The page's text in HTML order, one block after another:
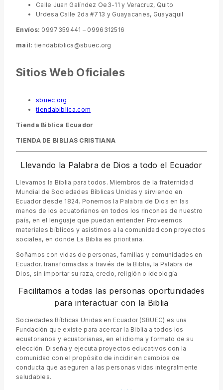
Calle Juan Galíndez Oe3-11 y Veracruz, Quito
Urdesa Calle 2da #713 y Guayacanes, Guayaquil
Envíos: 0997359441 – 0996312516
mail: tiendabiblica@sbuec.org
Sitios Web Oficiales
sbuec.org
tiendabiblica.com
Tienda Biblica Ecuador
TIENDA DE BIBLIAS CRISTIANA
Llevando la Palabra de Dios a todo el Ecuador
Llevamos la Biblia para todos. Miembros de la fraternidad
Mundial de Sociedades Bíblicas Unidas y sirviendo en
Ecuador desde 1824. Ponemos la Palabra de Dios en las
manos de los ecuatorianos en todos los rincones de nuestro
país, en el lenguaje que puedan entender. Proveemos
materiales bíblicos y asistimos a la comunidad con proyectos
sociales, en donde La Biblia es prioritaria.
Soñamos con vidas de personas, familias y comunidades en
Ecuador, transformadas a través de la Biblia, la Palabra de
Dios, sin importar su raza, credo, religión o ideología
Facilitamos a todas las personas oportunidades
para interactuar con la Biblia
Sociedades Bíblicas Unidas en Ecuador (SBUEC) es una
Fundación que existe para acercar la Biblia a todos los
ecuatorianos y ecuatorianas, en el idioma y formato de su
elección. Diseña y ejecuta proyectos educativos con la
comunidad con el propósito de incidir en cambios de
conducta que aseguren a las personas vidas integralmente
saludables.